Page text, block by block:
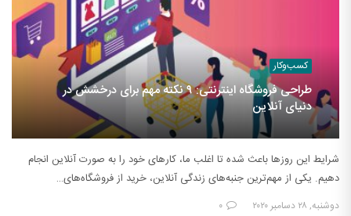
کسب‌وکار
طراحی فروشگاه اینترنتی: ۹ نکته مهم برای درخشش در
دنیای آنلاین
شرایط این روزها باعث شده تا اغلب ما، کارهای خود را به صورت آنلاین انجام
دهیم. یکی از مهم‌ترین جنبه‌های زندگی آنلاین، خرید از فروشگاه‌های…
دوشنبه, ۲۸ دسامبر ۲۰۲۰ ۰